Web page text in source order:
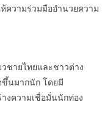
ความร่วมมืออำนวยความ
ชายไทยและชาวต่าง
ขึ้นมากนัก โดยมี
งความเชื่อมั่นนักท่อง